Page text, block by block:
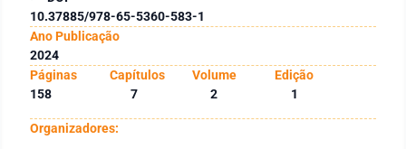
10.37885/978-65-5360-583-1
Ano Publicação
2024
Páginas
Capítulos Volume
Edição
158
7 2 1
Organizadores: